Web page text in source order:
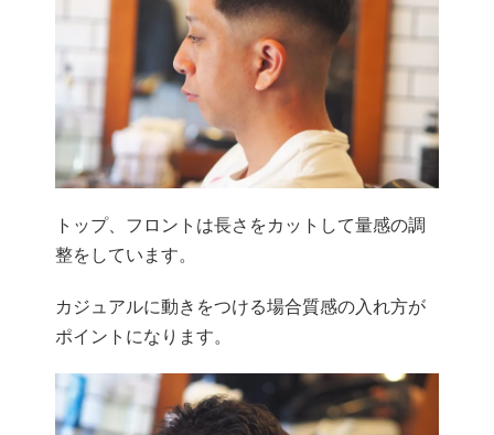
トップ、フロントは長さをカットして量感の調
整をしています。
カジュアルに動きをつける場合質感の入れ方が
ポイントになります。